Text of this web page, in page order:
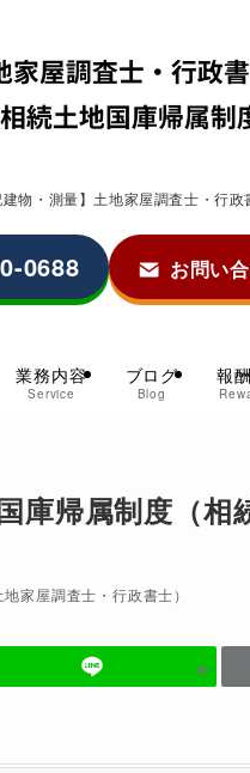
物・測量】土地家屋調査士・行
業務内容
Service
ブログ
Blog
報
0688 お問い
庫帰属制度（相
家屋調査士・行政書士）